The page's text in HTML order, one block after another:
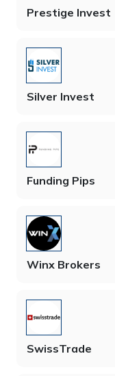
Prestige Invest
Silver Invest
Funding Pips
Winx Brokers
SwissTrade